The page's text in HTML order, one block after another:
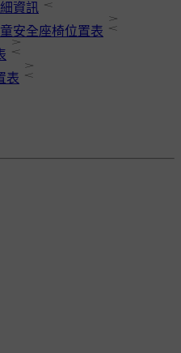
資訊
安全座椅位置表
表